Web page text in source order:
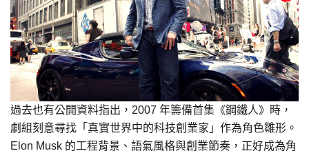
過去也有公開資料指出，2007 年籌備首集《鋼鐵人》時，
劇組刻意尋找「真實世界中的科技創業家」作為角色雛形。
Elon Musk 的工程背景、語氣風格與創業節奏，正好成為角